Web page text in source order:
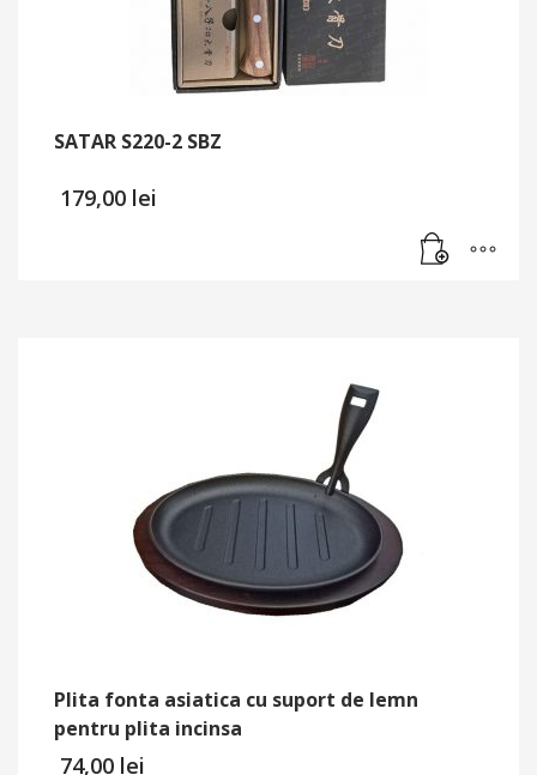
SATAR S220-2 SBZ
179,00 lei
Plita fonta asiatica cu suport de lemn
pentru plita incinsa
74,00 lei